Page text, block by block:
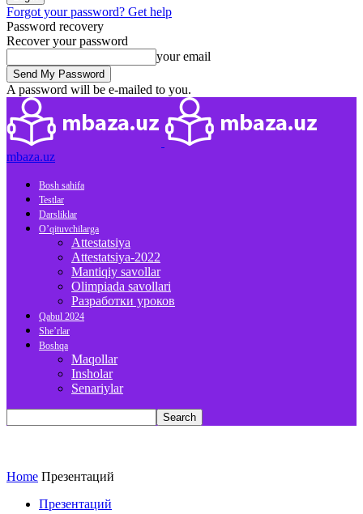
Forgot your password? Get help
Password recovery
Recover your password
your email
A password will be e-mailed to you.
mbaza.uz
Bosh sahifa
Testlar
Darsliklar
O’qituvchilarga
Attestatsiya
Attestatsiya-2022
Mantiqiy savollar
Olimpiada savollari
Разработки уроков
Qabul 2024
She’rlar
Boshqa
Maqollar
Insholar
Senariylar
Home Презентаций
Презентаций